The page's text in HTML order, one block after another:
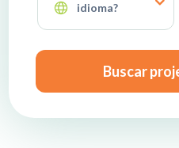
idioma?
Buscar